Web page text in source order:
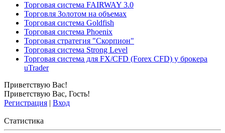
Торговая система FAIRWAY 3.0
Торговля Золотом на объемах
Торговая система Goldfish
Торговая система Phoenix
Торговая стратегия "Скорпион"
Торговая система Strong Level
Торговая система для FX/CFD (Forex CFD) у брокера
uTrader
Приветствую Вас!
Приветствую Вас, Гость!
Регистрация | Вход
Статистика